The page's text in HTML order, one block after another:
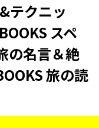
テクニッ
スペ
の名言＆絶
旅の読